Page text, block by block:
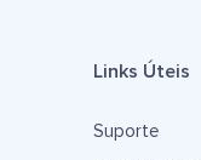
Links Úteis
Suporte